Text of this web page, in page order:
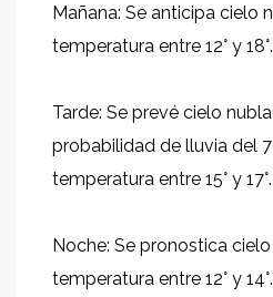
Mañana: Se anticipa cielo
temperatura entre 12° y 18°.
Tarde: Se prevé cielo
probabilidad de lluvia del
temperatura entre 15° y 17°.
Noche: Se pronostica
temperatura entre 12° y 14°.